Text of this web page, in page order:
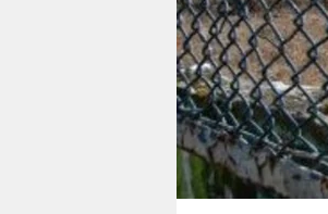
shop
fragen & hilfe
unterstützen
abo
genossenschaft